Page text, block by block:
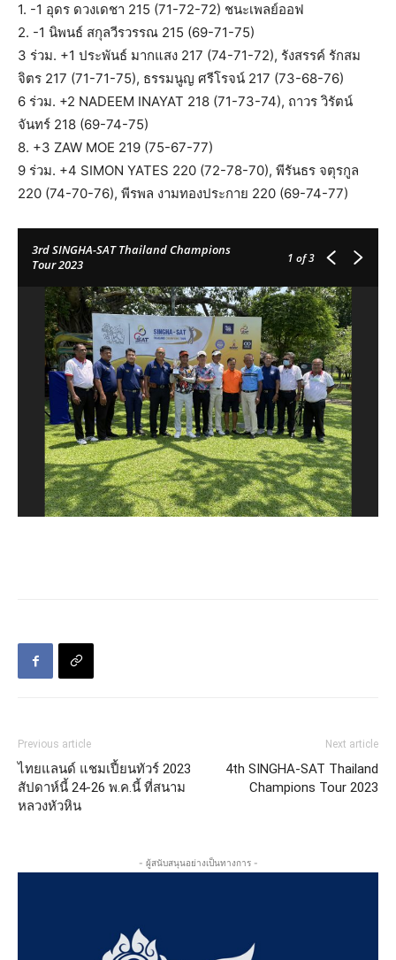
1. -1 อุดร ดวงเดชา 215 (71-72-72) ชนะเพลย์ออฟ
2. -1 นิพนธ์ สกุลวีรวรรณ 215 (69-71-75)
3 ร่วม. +1 ประพันธ์ มากแสง 217 (74-71-72), รังสรรค์ รักสม
จิตร 217 (71-71-75), ธรรมนูญ ศรีโรจน์ 217 (73-68-76)
6 ร่วม. +2 NADEEM INAYAT 218 (71-73-74), ถาวร วิรัตน์
จันทร์ 218 (69-74-75)
8. +3 ZAW MOE 219 (75-67-77)
9 ร่วม. +4 SIMON YATES 220 (72-78-70), พีรันธร จตุรกูล
220 (74-70-76), พีรพล งามทองประกาย 220 (69-74-77)
3rd SINGHA-SAT Thailand Champions
Tour 2023
1 of 3
Previous article
ไทยแลนด์ แชมเปี้ยนทัวร์ 2023
สัปดาห์นี้ 24-26 พ.ค.นี้ ที่สนาม
หลวงหัวหิน
Next article
4th SINGHA-SAT Thailand
Champions Tour 2023
- ผู้สนับสนุนอย่างเป็นทางการ -